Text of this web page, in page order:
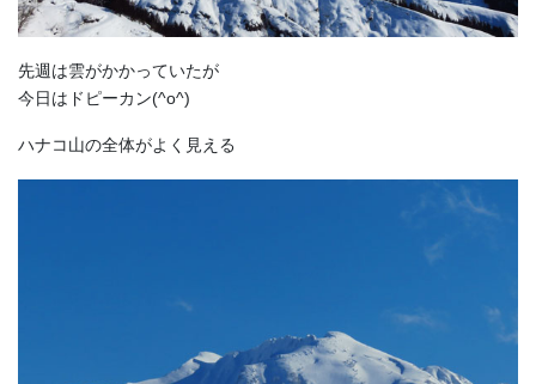
先週は雲がかかっていたが
今日はドピーカン(^o^)
ハナコ山の全体がよく見える